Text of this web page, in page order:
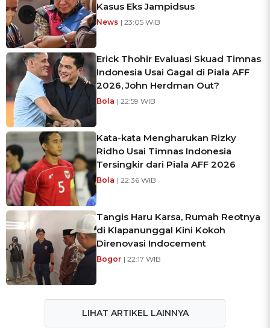
Kasus Eks Jampidsus
News | 23:05 WIB
Erick Thohir Evaluasi Skuad Timnas
Indonesia Usai Gagal di Piala AFF
2026, John Herdman Out?
Bola | 22:59 WIB
Kata-kata Mengharukan Rizky
Ridho Usai Timnas Indonesia
Tersingkir dari Piala AFF 2026
Bola | 22:36 WIB
Tangis Haru Karsa, Rumah Reotnya
di Klapanunggal Kini Kokoh
Direnovasi Indocement
Bogor | 22:17 WIB
LIHAT ARTIKEL LAINNYA